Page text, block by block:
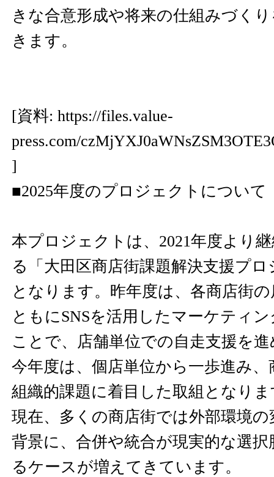
きな合意形成や将来の仕組みづく
きます。
[資料: https://files.value-
press.com/
]
■2025年度のプロジェクトについて
本プロジェクトは、2021年度より
る「大田区商店街課題解決支援プ
となります。昨年度は、各商店街
ともにSNSを活用したマーケティ
ことで、店舗単位での自走支援を
今年度は、個店単位から一歩進み
組織的課題に着目した取組となり
現在、多くの商店街では外部環境
背景に、合併や統合が現実的な選
るケースが増えてきています。